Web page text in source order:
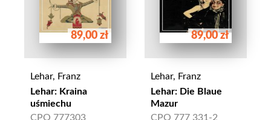
89,00 zł
Lehar, Franz
Lehar: Kraina
uśmiechu
CPO 777303
89,00 zł
Lehar, Franz
Lehar: Die Blaue
Mazur
CPO 777 331-2